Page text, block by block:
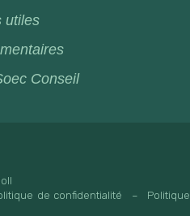
utiles
Conseil
de confidentialité –
Politique